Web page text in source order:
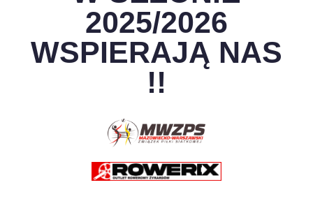
2025/2026
WSPIERAJĄ NAS
!!